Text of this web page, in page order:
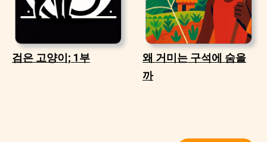
검은 고양이; 1부
왜 거미는 구석에 숨을
까